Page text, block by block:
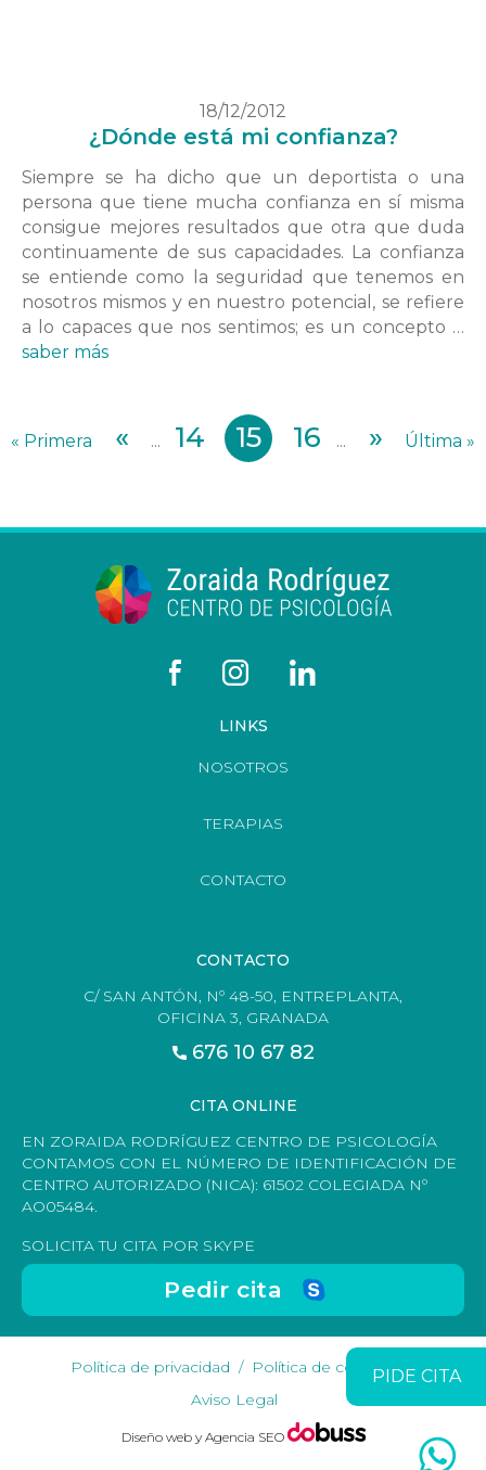
PIDE CITA
18/12/2012
¿Dónde está mi confianza?
Siempre se ha dicho que un deportista o una
persona que tiene mucha confianza en sí misma
consigue mejores resultados que otra que duda
continuamente de sus capacidades. La confianza
se entiende como la seguridad que tenemos en
nosotros mismos y en nuestro potencial, se refiere
a lo capaces que nos sentimos; es un concepto …
saber más
« Primera « ... 14 15 16 ... » Última »
LINKS
NOSOTROS
TERAPIAS
CONTACTO
CONTACTO
C/ SAN ANTÓN, Nº 48-50, ENTREPLANTA,
OFICINA 3, GRANADA
676 10 67 82
CITA ONLINE
EN ZORAIDA RODRÍGUEZ CENTRO DE PSICOLOGÍA
CONTAMOS CON EL NÚMERO DE IDENTIFICACIÓN DE
CENTRO AUTORIZADO (NICA): 61502 COLEGIADA Nº
AO05484.
SOLICITA TU CITA POR SKYPE
Pedir cita
Política de privacidad
Política de cookies
Aviso Legal
Diseño web y Agencia SEO